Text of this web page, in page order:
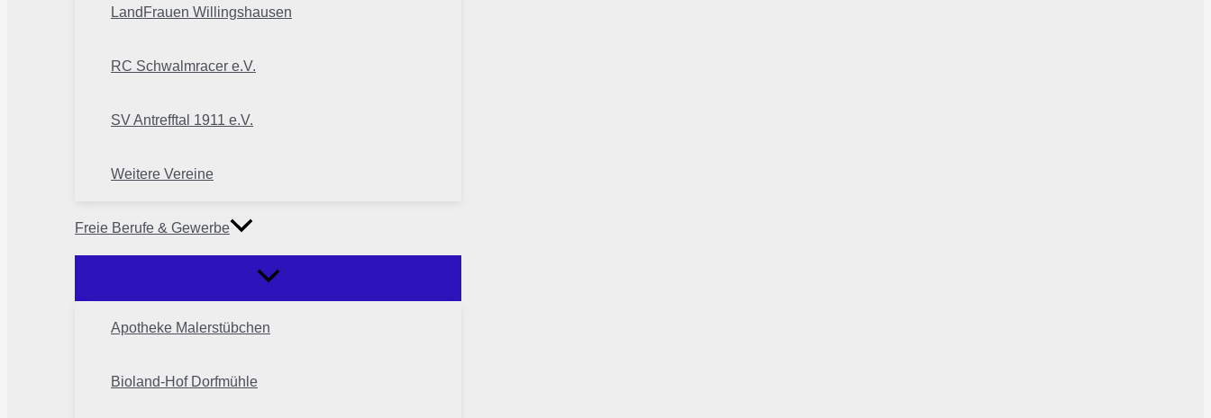
LandFrauen Willingshausen
RC Schwalmracer e.V.
SV Antrefftal 1911 e.V.
Weitere Vereine
Freie Berufe & Gewerbe
Apotheke Malerstübchen
Bioland-Hof Dorfmühle